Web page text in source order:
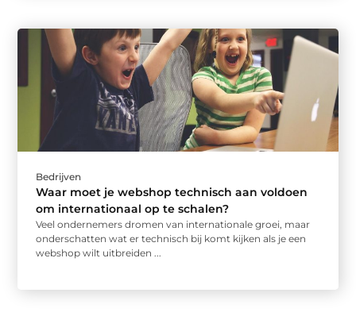
Bedrijven
Waar moet je webshop technisch aan voldoen
om internationaal op te schalen?
Veel ondernemers dromen van internationale groei, maar
onderschatten wat er technisch bij komt kijken als je een
webshop wilt uitbreiden ...